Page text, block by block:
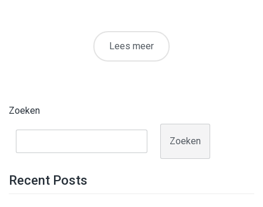
Lees meer
Zoeken
Zoeken
Recent Posts